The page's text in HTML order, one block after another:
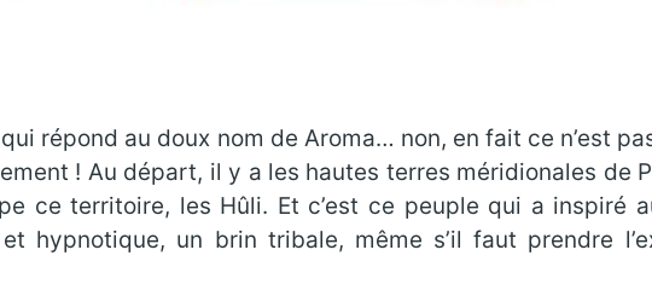
répond au doux nom de Aroma… non, en fait ce n’est
! Au départ, il y a les hautes terres méridionales de
ce territoire, les Hûli. Et c’est ce peuple qui a inspiré
hypnotique, un brin tribale, même s’il faut prendre